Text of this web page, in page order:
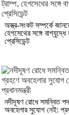
অস্ত্র-সংকট সম্পর্কে
হেগসেথের সঙ্গে
প্রেসিডেন্ট
নদীদূষণ রোধে সমন্বিত
অবহেলার সুযোগ নেই: